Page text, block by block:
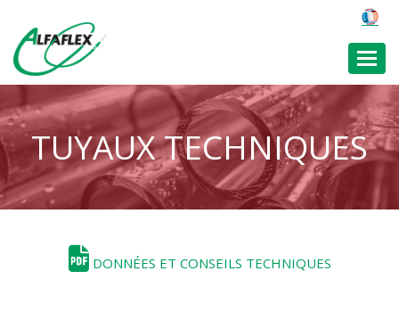
TUYAUX TECHNIQUES
DONNÉES ET CONSEILS TECHNIQUES